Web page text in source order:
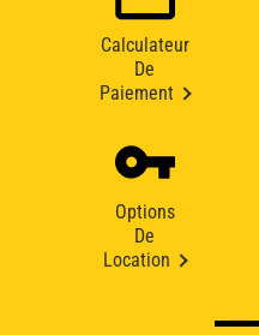
Calculateur
De
Paiement
Options
De
Location